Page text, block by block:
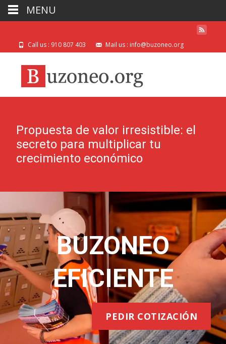
Call us : 910 807 403 Mail us : info@buzoneo.org
Propuesta de valor irresistible: el
secreto para multiplicar tu
crecimiento económico
BUZONEO
EFICIENTE
PEDIR COTIZACIÓN
MENU